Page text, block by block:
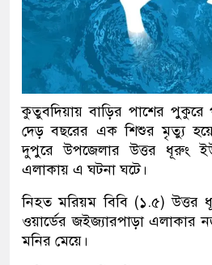
কুতুবদিয়ায় বাড়ির পাশের পুকুরে
দেড় বছরের এক শিশুর মৃত্যু
দুপুরে উপজেলার উত্তর ধূরুং
এলাকায় এ ঘটনা ঘটে।
নিহত মরিয়ম বিবি (১.৫) উত্তর
ওয়ার্ডের জইজ্যারপাড়া
মনির মেয়ে।